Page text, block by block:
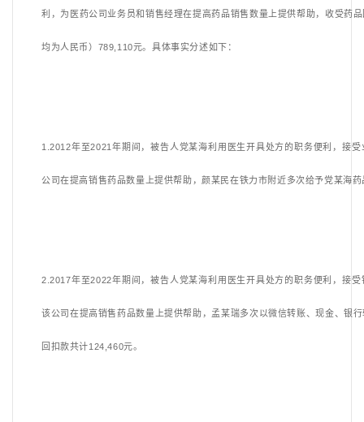
利，为医药公司业务员和销售经理在提高药品销售数量上提供帮助，收受药
均为人民币）789,110元。具体事实分述如下：
1.2012年至2021年期间，被告人党某海利用医生开具处方的职务便利，接
公司在提高销售药品数量上提供帮助，颜某民在铁力市附近多次给予党某海
2.2017年至2022年期间，被告人党某海利用医生开具处方的职务便利，接
该公司在提高销售药品数量上提供帮助，孟某瑞多次以微信转账、现金、银
回扣款共计124,460元。